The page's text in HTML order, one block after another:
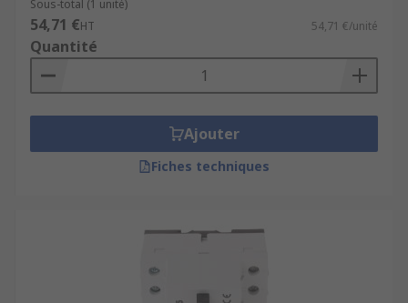
Sous-total (1 unité)
54,71 €HT 54,71 €/unité
Quantité
Ajouter
Fiches techniques